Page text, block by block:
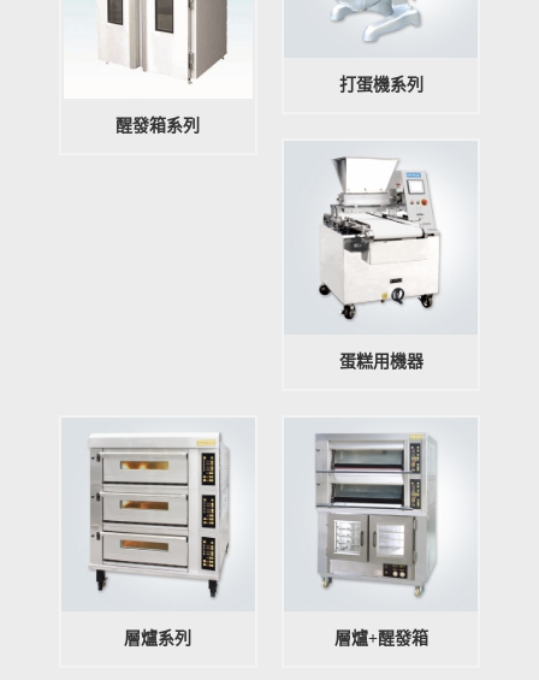
醒發箱系列
打蛋機系列
蛋糕用機器
層爐系列 層爐+醒發箱